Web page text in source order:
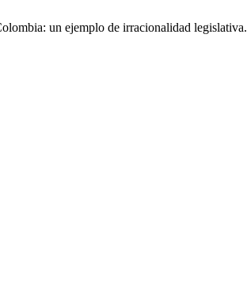
un ejemplo de irracionalidad legislativa.